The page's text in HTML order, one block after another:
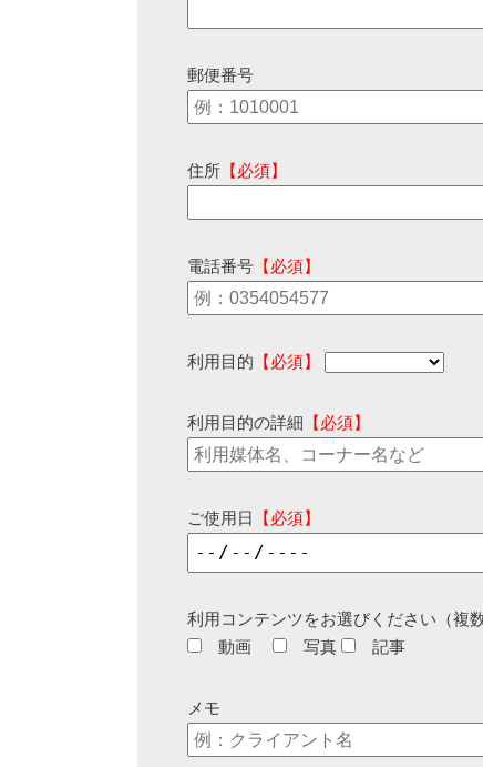
郵便番号
住所 【必須】
電話番号 【必須】
利用目的 【必須】
利用目的の詳細 【必須】
ご使用日 【必須】
利用コンテンツをお選びください（複数
動画
写真 記事
メモ